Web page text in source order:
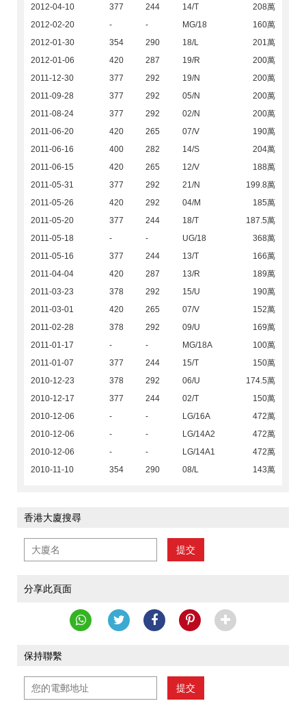
2012-04-10
377 244 14/T
208萬
2012-02-20
- - MG/18
160萬
2012-01-30
354 290 18/L
201萬
2012-01-06
420 287 19/R
200萬
2011-12-30
377 292 19/N
200萬
2011-09-28
377 292 05/N
200萬
2011-08-24
377 292 02/N
200萬
2011-06-20
420 265 07/V
190萬
2011-06-16
400 282 14/S
204萬
2011-06-15
420 265 12/V
188萬
2011-05-31
377 292 21/N
199.8萬
2011-05-26
420 292 04/M
185萬
2011-05-20
377 244 18/T
187.5萬
2011-05-18
- - UG/18
368萬
2011-05-16
377 244 13/T
166萬
2011-04-04
420 287 13/R
189萬
2011-03-23
378 292 15/U
190萬
2011-03-01
420 265 07/V
152萬
2011-02-28
378 292 09/U
169萬
2011-01-17
- - MG/18A
100萬
2011-01-07
377 244 15/T
150萬
2010-12-23
378 292 06/U
174.5萬
2010-12-17
377 244 02/T
150萬
2010-12-06
- - LG/16A
472萬
2010-12-06
- - LG/14A2
472萬
2010-12-06
- - LG/14A1
472萬
2010-11-10
354 290 08/L 143萬
香港大廈搜尋
提交
分享此頁面
保持聯繫
提交